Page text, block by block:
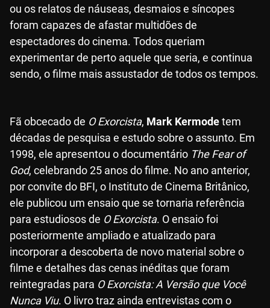
ou os relatos de náuseas, desmaios e síncopes
foram capazes de afastar multidões de
espectadores do cinema. Todos queriam
experimentar de perto aquele que seria, e continua
sendo, o filme mais assustador de todos os tempos.
Fã obcecado de O Exorcista, Mark Kermodetem
décadas de pesquisa e estudo sobre o assunto. Em
1998, ele apresentou o documentário The Fear of
God, celebrando 25 anos do filme. No ano anterior,
por convite do BFI, o Instituto de Cinema Britânico,
ele publicou um ensaio que se tornaria referência
para estudiosos de O Exorcista. O ensaio foi
posteriormente ampliado e atualizado para
incorporar a descoberta de novo material sobre o
filme e detalhes das cenas inéditas que foram
reintegradas para O Exorcista: A Versão que Você
Nunca Viu. O livro traz ainda entrevistas com o